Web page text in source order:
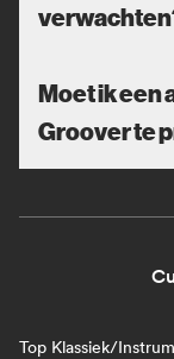
Moet ik een
Groover te
Top Klassiek/